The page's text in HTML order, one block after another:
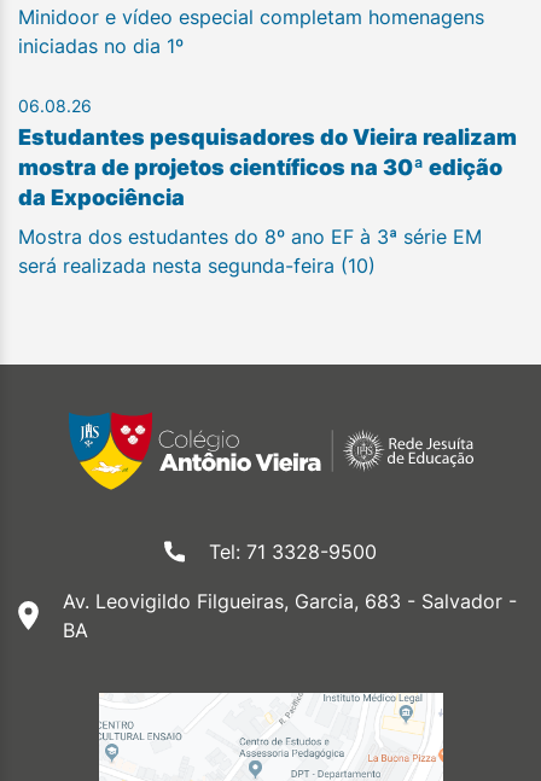
Minidoor e vídeo especial completam homenagens
iniciadas no dia 1º
06.08.26
Estudantes pesquisadores do Vieira realizam
mostra de projetos científicos na 30ª edição
da Expociência
Mostra dos estudantes do 8º ano EF à 3ª série EM
será realizada nesta segunda-feira (10)
Tel: 71 3328-9500
Av. Leovigildo Filgueiras, Garcia, 683 - Salvador -
BA